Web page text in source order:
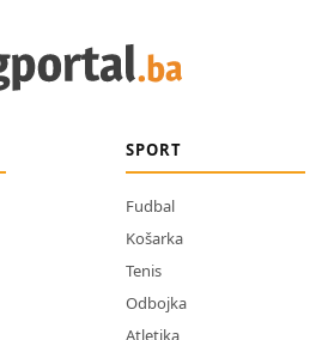
SPORT
Fudbal
Košarka
Tenis
Odbojka
Atletika